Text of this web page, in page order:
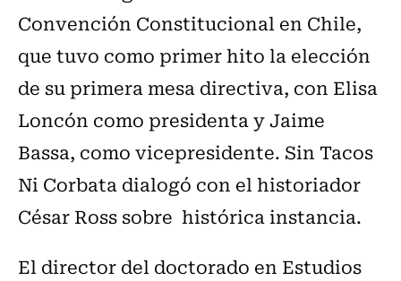
Convención Constitucional en Chile,
que tuvo como primer hito la elección
de su primera mesa directiva, con Elisa
Loncón como presidenta y Jaime
Bassa, como vicepresidente. Sin Tacos
Ni Corbata dialogó con el historiador
César Ross sobre histórica instancia.
El director del doctorado en Estudios